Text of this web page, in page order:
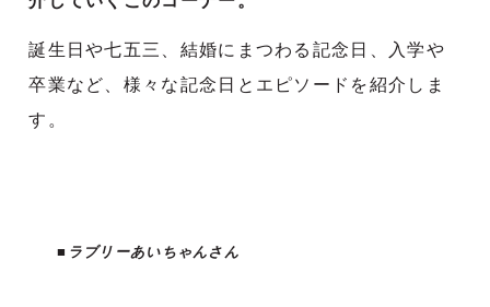
誕生日や七五三、結婚にまつわる記念日、入学や
卒業など、様々な記念日とエピソードを紹介しま
す。
■ ラブリーあいちゃんさん